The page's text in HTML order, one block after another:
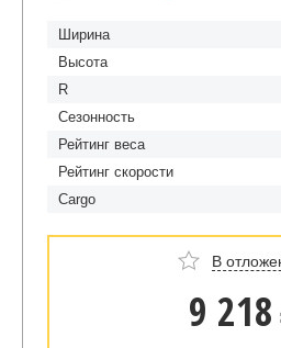
Ширина
Высота
R
Сезонность
Рейтинг веса
Рейтинг скорости
Cargo
В
9 218